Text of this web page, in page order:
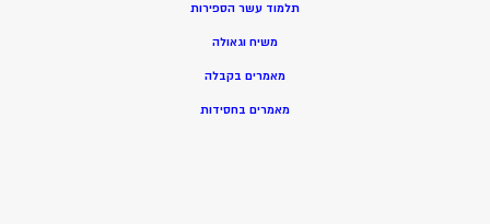
תלמוד עשר הספירות
משיח וגאולה
מאמרים בקבלה
מאמרים בחסידות